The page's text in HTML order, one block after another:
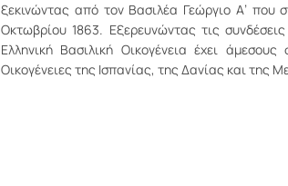
ξεκινώντας από τον Βασιλέα Γεώργιο Α’ που
Οκτωβρίου 1863. Εξερευνώντας τις
Ελληνική Βασιλική Οικογένεια έχει
Οικογένειες της Ισπανίας, της Δανίας και της